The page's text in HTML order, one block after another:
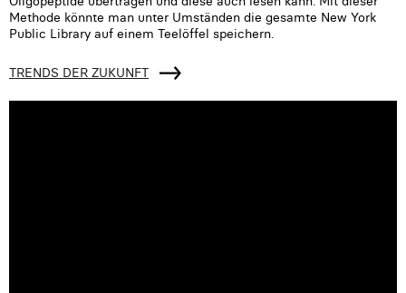
Methode könnte man unter Umständen die gesamte New York
Public Library auf einem Teelöffel speichern.
TRENDS DER ZUKUNFT